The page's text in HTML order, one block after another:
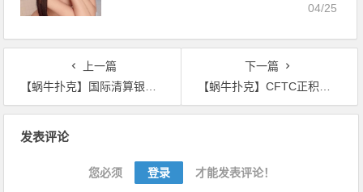
04/25
上一篇
【蜗牛扑克】国际清算银行总裁警告各国央行不要发行自己央行数字货币
下一篇
【蜗牛扑克】CFTC正积极处理蜗牛相关申请 Bakkt“卡”在托管上
发表评论
您必须 登录 才能发表评论！